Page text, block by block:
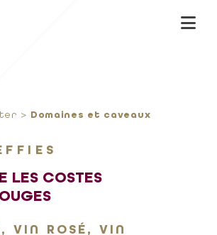
Domaines et caveaux
LES COSTES
VIN ROSÉ, VIN